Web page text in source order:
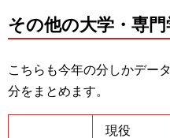
その他の大学・専
こちらも今年の分しかデー
分をまとめます。
現役